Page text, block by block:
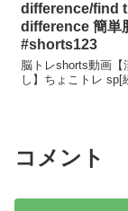
difference/find
difference 簡単
#shorts123
脳トレshorts動画【
し】ちょこトレ sp[
コメント